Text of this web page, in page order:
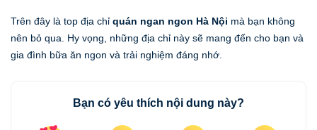
Trên đây là top địa chỉ quán ngan ngon Hà Nội mà bạn không
nên bỏ qua. Hy vọng, những địa chỉ này sẽ mang đến cho bạn và
gia đình bữa ăn ngon và trải nghiệm đáng nhớ.
Bạn có yêu thích nội dung này?